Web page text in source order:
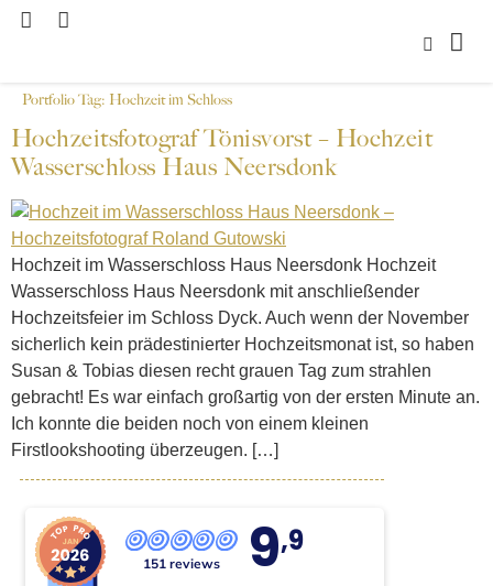
Portfolio Tag: Hochzeit im Schloss
Hochzeitsfotograf Tönisvorst – Hochzeit
Wasserschloss Haus Neersdonk
Hochzeit im Wasserschloss Haus Neersdonk Hochzeit
Wasserschloss Haus Neersdonk mit anschließender
Hochzeitsfeier im Schloss Dyck. Auch wenn der November
sicherlich kein prädestinierter Hochzeitsmonat ist, so haben
Susan & Tobias diesen recht grauen Tag zum strahlen
gebracht! Es war einfach großartig von der ersten Minute an.
Ich konnte die beiden noch von einem kleinen
Firstlookshooting überzeugen. […]
151 reviews 9,9